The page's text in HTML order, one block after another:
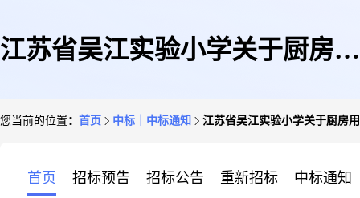
江苏省吴江实验小学关于厨房用
您当前的位置： 首页 中标｜中标通知 江苏省吴江实验小学关于厨房
首页 招标预告 招标公告 重新招标 中标通知